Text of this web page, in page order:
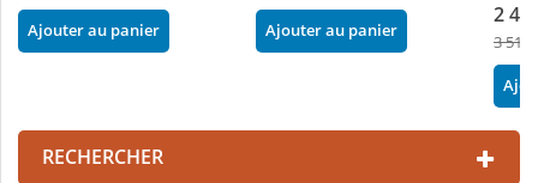
Ajouter au panier
Ajouter au panier
2
3
RECHERCHER